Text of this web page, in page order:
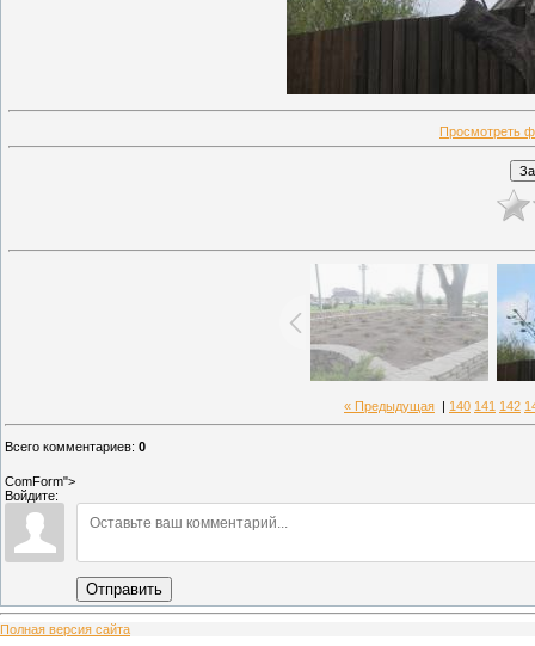
Просмотреть
« Предыдущая 140 141 142
Всего комментариев: 0
ComForm">
Войдите:
Отправить
Полная версия сайта